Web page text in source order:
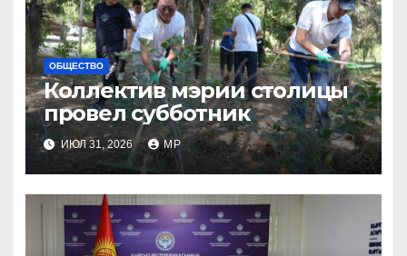
ОБЩЕСТВО
Коллектив мэрии столицы
провел субботник
ИЮЛ 31, 2026 MP